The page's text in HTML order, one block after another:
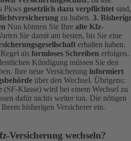
Pkws gesetzlich dazu verpflichtet sind,
zu haben. 3.
Nun können Sie Ihre alte Kfz-
Sie damit am besten, bis Sie eine
erhalten haben.
als formloses Schreiben erfolgen.
Kündigung müssen Sie den
Ihre neue Versicherung informiert
über den Wechsel. Übrigens:
(SF-Klasse) wird bei einem Wechsel zu
dafür nichts weiter tun. Die nötigen
bisherigen Versicherer ein.
Versicherung wechseln?